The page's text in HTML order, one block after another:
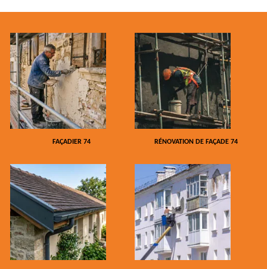
FAÇADIER 74 RÉNOVATION DE FAÇADE 74